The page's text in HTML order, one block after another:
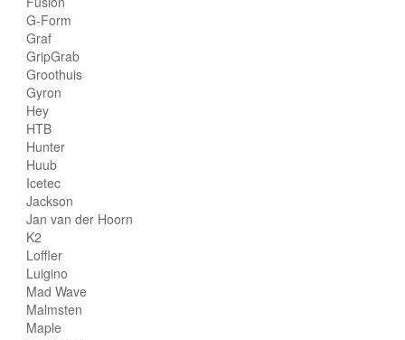
G-Form
Graf
GripGrab
Groothuis
Gyron
Hey
HTB
Hunter
Huub
Icetec
Jackson
Jan van der Hoorn
K2
Loffler
Luigino
Mad Wave
Malmsten
Maple